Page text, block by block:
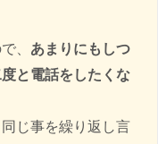
、 あまりにもしつ
と電話をしたくな
じ事を繰り返し言